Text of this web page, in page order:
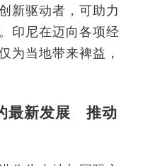
新驱动者，可助力
印尼在迈向各项经
为当地带来裨益，
最新发展 推动